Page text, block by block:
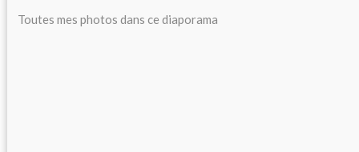
Toutes mes photos dans ce diaporama